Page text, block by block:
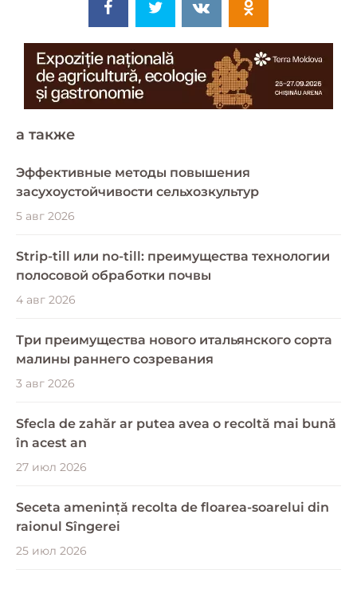
a также
Эффективные методы повышения
засухоустойчивости сельхозкультур
5 авг 2026
Strip-till или no-till: преимущества технологии
полосовой обработки почвы
4 авг 2026
Три преимущества нового итальянского сорта
малины раннего созревания
3 авг 2026
Sfecla de zahăr ar putea avea o recoltă mai bună
în acest an
27 июл 2026
Seceta amenință recolta de floarea-soarelui din
raionul Sîngerei
25 июл 2026